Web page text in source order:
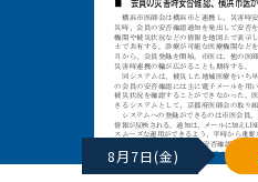
8月7日(金)